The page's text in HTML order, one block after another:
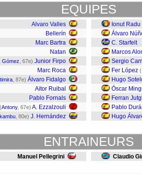
EQUIPES
Alvaro Valles
Bellerín
Marc Bartra
Natan
Gómez , 67e) Junior Firpo
Marc Roca
, 87e) Álvaro Fidalgo
Aitor Ruibal
Pablo Fornals
(Antony, 67e) A. Ezzalzouli
, 80e) J. Hernández
Ionut Radu
Álvaro
C. Starfelt
Marcos
Sergio
Fer López (
Hugo
Óscar
Ferran
Pablo
Hugo
ENTRAINEURS
Manuel Pellegrini Claudio